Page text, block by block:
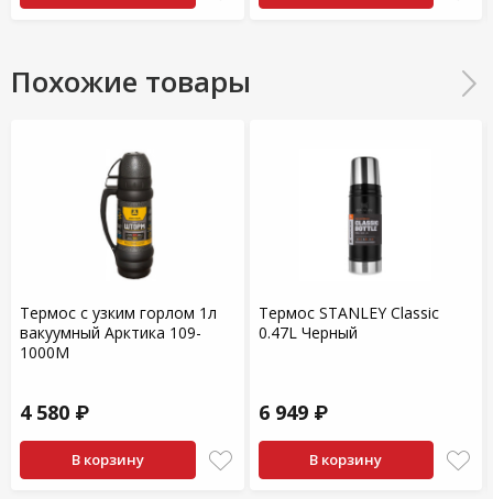
Похожие товары
Термос с узким горлом 1л
вакуумный Арктика 109-
1000М
4 580 ₽
В корзину
Термос STANLEY Classic
0.47L Черный
6 949 ₽
В корзину